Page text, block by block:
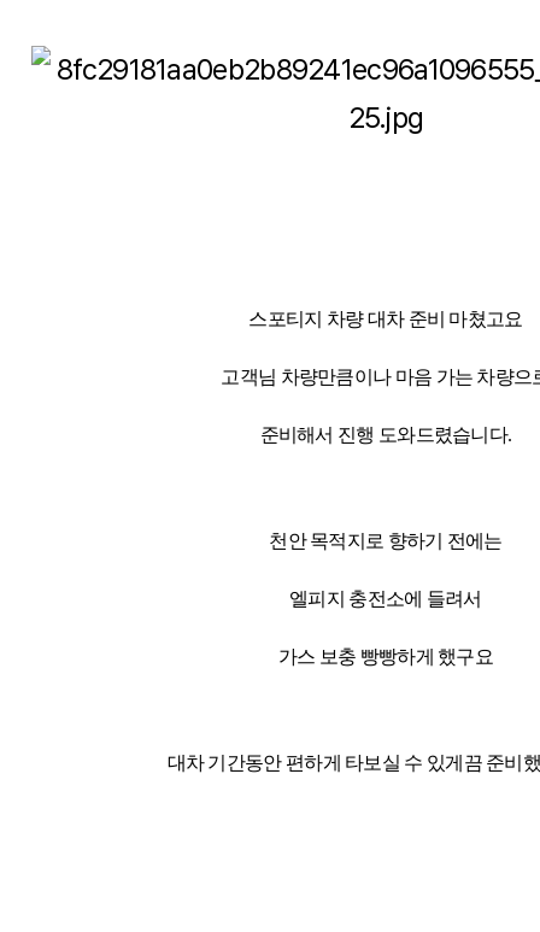
스포티지 차량 대차 준비 마쳤고요
고객님 차량만큼이나 마음 가는 차량으
준비해서 진행 도와드렸습니다.
천안 목적지로 향하기 전에는
엘피지 충전소에 들려서
가스 보충 빵빵하게 했구요
대차 기간동안 편하게 타보실 수 있게끔 준비